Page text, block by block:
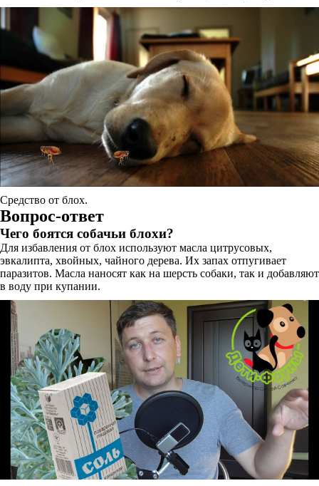
Средство от блох.
Вопрос-ответ
Чего боятся собачьи блохи?
Для избавления от блох используют масла цитрусовых,
эвкалипта, хвойных, чайного дерева. Их запах отпугивает
паразитов. Масла наносят как на шерсть собаки, так и добавляют
в воду при купании.